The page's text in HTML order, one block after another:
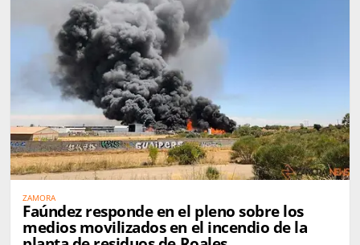
ZAMORA
Faúndez responde en el pleno sobre los
medios movilizados en el incendio de la